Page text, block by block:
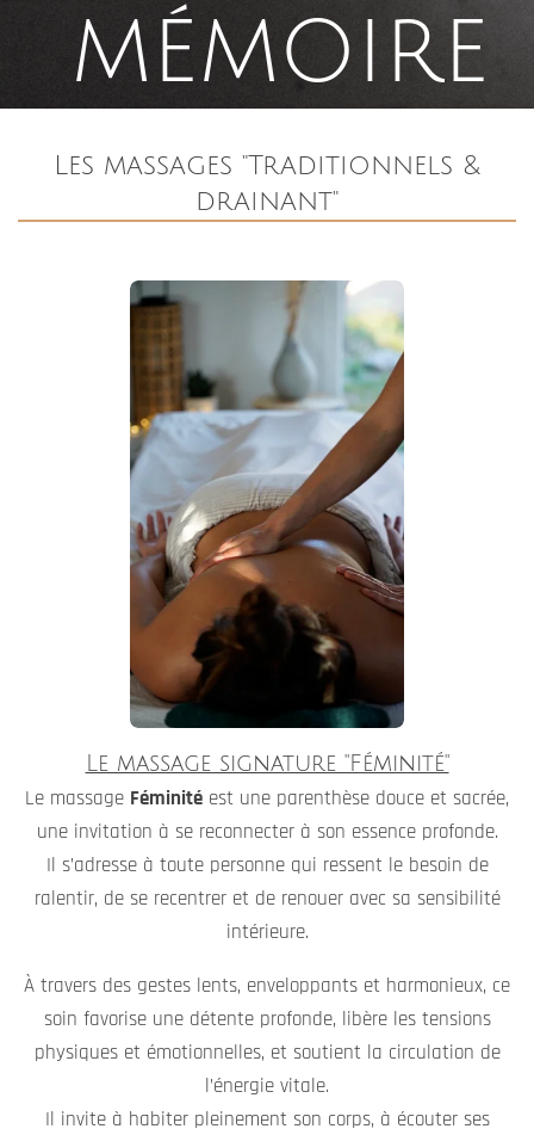
mémoire
Les massages "Traditionnels &
drainant"
Le massage signature "Féminité"
Le massage Féminité est une parenthèse douce et sacrée,
une invitation à se reconnecter à son essence profonde.
Il s’adresse à toute personne qui ressent le besoin de
ralentir, de se recentrer et de renouer avec sa sensibilité
intérieure.
À travers des gestes lents, enveloppants et harmonieux, ce
soin favorise une détente profonde, libère les tensions
physiques et émotionnelles, et soutient la circulation de
l’énergie vitale.
Il invite à habiter pleinement son corps, à écouter ses